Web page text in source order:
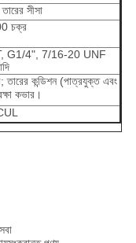
সীসা
চক্র
G1/4", 7/16-20 UNF
তারের কন্ডিশন (পাত্রযুক্ত এবং
কভার।